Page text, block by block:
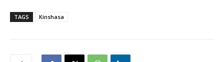
TAGS Kinshasa